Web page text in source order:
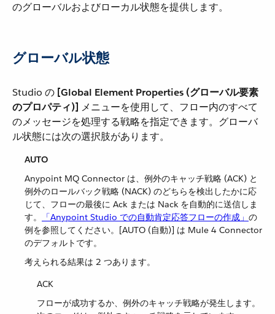
のグローバルおよびローカル状態を提供します。
グローバル状態
Studio の ​ [Global Element Properties (グローバル要素
のプロパティ)] ​ メニューを使用して、フロー内のすべて
のメッセージを処理する戦略を指定できます。グローバ
ル状態には次の選択肢があります。
AUTO
Anypoint MQ Connector は、例外のキャッチ戦略 (ACK) と
例外のロールバック戦略 (NACK) のどちらを検出したかに応
じて、フローの最後に Ack または Nack を自動的に送信しま
す。​
「Anypoint Studio での自動肯定応答フローの作成」 ​の
例を参照してください。[AUTO (自動)] は Mule 4 Connector
のデフォルトです。
考えられる結果は 2 つあります。
ACK
フローが成功するか、例外のキャッチ戦略が発生します。